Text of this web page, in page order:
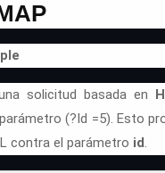
solicitud basada en
(?Id =5). Esto
contra el parámetro id.